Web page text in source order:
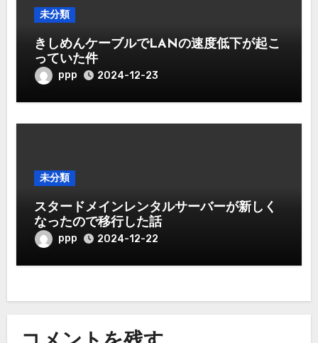
未分類
きしめんケーブルでLANの速度低下が起こ
っていた件
ppp 2024-12-23
未分類
スタードメインレンタルサーバーが新しく
なったので移行した話
ppp 2024-12-22